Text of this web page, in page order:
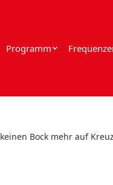
Programm
Bock mehr auf